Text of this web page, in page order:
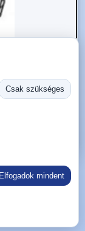
acél A2 50
Csak szükséges
Elfogadok mindent